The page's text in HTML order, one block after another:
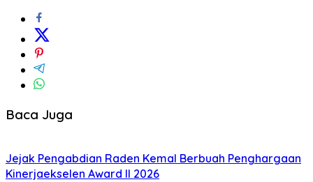
Baca Juga
Jejak Pengabdian Raden Kemal Berbuah Penghargaan
Kinerjaekselen Award II 2026